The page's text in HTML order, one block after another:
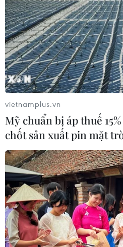
vietnamplus.vn
Mỹ chuẩn bị áp thuế
chốt sản xuất pin mặt